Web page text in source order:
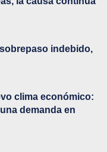
indebido,
clima económico:
demanda en